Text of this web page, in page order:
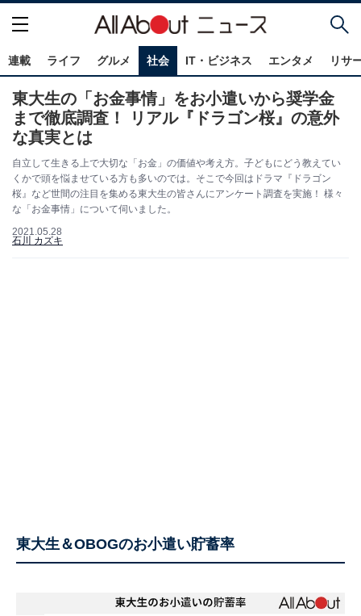
連載 ライフ グルメ 社会 IT・ビジネス エンタメ リサ
東大生の「お金事情」をお小遣いから奨学金
まで徹底調査！ リアル『ドラゴン桜』の意外
な真実とは
自立して生きる上で大切な「お金」の価値や考え方。子どもにどう教えてい
くかで頭を悩ませている方も多いのでは。そこで今回はドラマ『ドラゴン
桜』など世間の注目を集める東大生の皆さんにアンケート調査を実施！ 様々
な「お金事情」について伺いました。
2021.05.28
石川 カズキ
東大生＆OBOGのお小遣い貯蓄率